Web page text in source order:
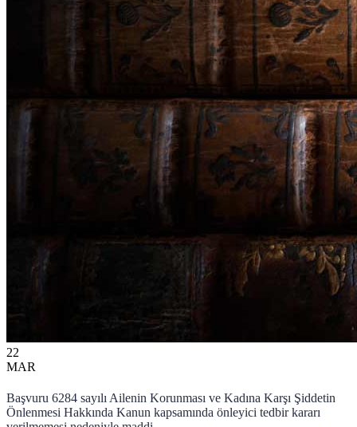
22
MAR
Başvuru 6284 sayılı Ailenin Korunması ve Kadına Karşı Şiddetin
Önlenmesi Hakkında Kanun kapsamında önleyici tedbir kararı